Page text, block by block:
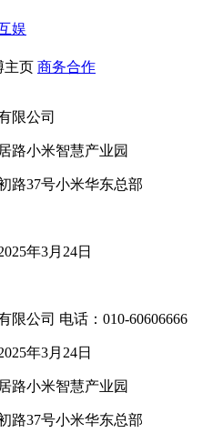
娱
主页 商务合作
限公司
路小米智慧产业园
路37号小米华东总部
年3月24日
限公司 电话：010-60606666
年3月24日
路小米智慧产业园
路37号小米华东总部